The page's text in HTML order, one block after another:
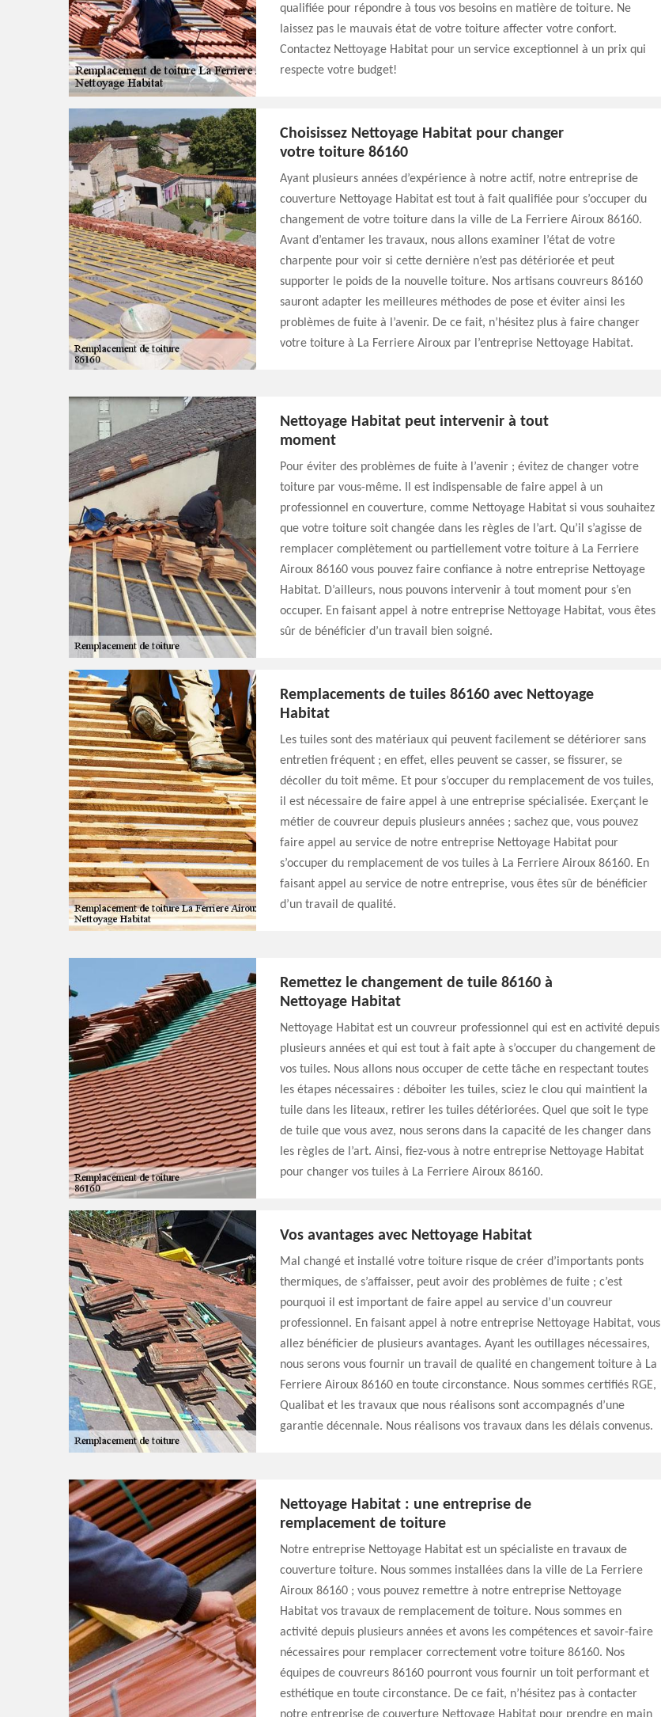
qualifiée pour répondre à tous vos besoins en matière de toiture. Ne
laissez pas le mauvais état de votre toiture affecter votre confort.
Contactez Nettoyage Habitat pour un service exceptionnel à un prix qui
respecte votre budget!
Choisissez Nettoyage Habitat pour changer
votre toiture 86160
Ayant plusieurs années d’expérience à notre actif, notre entreprise de
couverture Nettoyage Habitat est tout à fait qualifiée pour s’occuper du
changement de votre toiture dans la ville de La Ferriere Airoux 86160.
Avant d’entamer les travaux, nous allons examiner l’état de votre
charpente pour voir si cette dernière n’est pas détériorée et peut
supporter le poids de la nouvelle toiture. Nos artisans couvreurs 86160
sauront adapter les meilleures méthodes de pose et éviter ainsi les
problèmes de fuite à l’avenir. De ce fait, n’hésitez plus à faire changer
votre toiture à La Ferriere Airoux par l’entreprise Nettoyage Habitat.
Nettoyage Habitat peut intervenir à tout
moment
Pour éviter des problèmes de fuite à l’avenir ; évitez de changer votre
toiture par vous-même. Il est indispensable de faire appel à un
professionnel en couverture, comme Nettoyage Habitat si vous souhaitez
que votre toiture soit changée dans les règles de l’art. Qu’il s’agisse de
remplacer complètement ou partiellement votre toiture à La Ferriere
Airoux 86160 vous pouvez faire confiance à notre entreprise Nettoyage
Habitat. D’ailleurs, nous pouvons intervenir à tout moment pour s’en
occuper. En faisant appel à notre entreprise Nettoyage Habitat, vous êtes
sûr de bénéficier d’un travail bien soigné.
Remplacements de tuiles 86160 avec Nettoyage
Habitat
Les tuiles sont des matériaux qui peuvent facilement se détériorer sans
entretien fréquent ; en effet, elles peuvent se casser, se fissurer, se
décoller du toit même. Et pour s’occuper du remplacement de vos tuiles,
il est nécessaire de faire appel à une entreprise spécialisée. Exerçant le
métier de couvreur depuis plusieurs années ; sachez que, vous pouvez
faire appel au service de notre entreprise Nettoyage Habitat pour
s’occuper du remplacement de vos tuiles à La Ferriere Airoux 86160. En
faisant appel au service de notre entreprise, vous êtes sûr de bénéficier
d’un travail de qualité.
Remettez le changement de tuile 86160 à
Nettoyage Habitat
Nettoyage Habitat est un couvreur professionnel qui est en activité depuis
plusieurs années et qui est tout à fait apte à s’occuper du changement de
vos tuiles. Nous allons nous occuper de cette tâche en respectant toutes
les étapes nécessaires : déboiter les tuiles, sciez le clou qui maintient la
tuile dans les liteaux, retirer les tuiles détériorées. Quel que soit le type
de tuile que vous avez, nous serons dans la capacité de les changer dans
les règles de l’art. Ainsi, fiez-vous à notre entreprise Nettoyage Habitat
pour changer vos tuiles à La Ferriere Airoux 86160.
Vos avantages avec Nettoyage Habitat
Mal changé et installé votre toiture risque de créer d’importants ponts
thermiques, de s’affaisser, peut avoir des problèmes de fuite ; c’est
pourquoi il est important de faire appel au service d’un couvreur
professionnel. En faisant appel à notre entreprise Nettoyage Habitat, vous
allez bénéficier de plusieurs avantages. Ayant les outillages nécessaires,
nous serons vous fournir un travail de qualité en changement toiture à La
Ferriere Airoux 86160 en toute circonstance. Nous sommes certifiés RGE,
Qualibat et les travaux que nous réalisons sont accompagnés d’une
garantie décennale. Nous réalisons vos travaux dans les délais convenus.
Nettoyage Habitat : une entreprise de
remplacement de toiture
Notre entreprise Nettoyage Habitat est un spécialiste en travaux de
couverture toiture. Nous sommes installées dans la ville de La Ferriere
Airoux 86160 ; vous pouvez remettre à notre entreprise Nettoyage
Habitat vos travaux de remplacement de toiture. Nous sommes en
activité depuis plusieurs années et avons les compétences et savoir-faire
nécessaires pour remplacer correctement votre toiture 86160. Nos
équipes de couvreurs 86160 pourront vous fournir un toit performant et
esthétique en toute circonstance. De ce fait, n’hésitez pas à contacter